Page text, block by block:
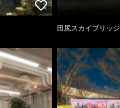
田尻スカイブリッジ